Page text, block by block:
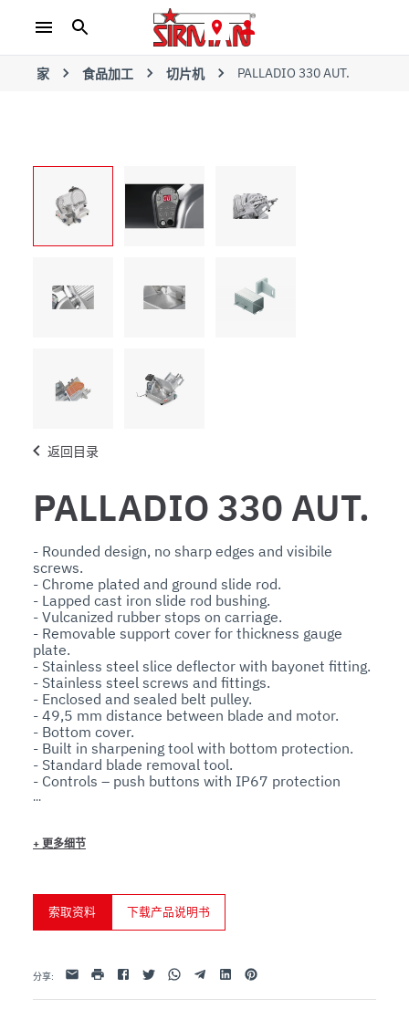
家 食品加工 切片机 PALLADIO 330 AUT.
返回目录
PALLADIO 330 AUT.
- Rounded design, no sharp edges and visibile
screws.
- Chrome plated and ground slide rod.
- Lapped cast iron slide rod bushing.
- Vulcanized rubber stops on carriage.
- Removable support cover for thickness gauge
plate.
- Stainless steel slice deflector with bayonet fitting.
- Stainless steel screws and fittings.
- Enclosed and sealed belt pulley.
- 49,5 mm distance between blade and motor.
- Bottom cover.
- Built in sharpening tool with bottom protection.
- Standard blade removal tool.
- Controls – push buttons with IP67 protection
rating.
- Slice counter.
product locking bracket that can be positioned
according to the size of the product to help contain
it and feed it toward the blade.
- Carriage release system for manual slicing.
+ 更多细节
索取资料 下载产品说明书
分享: 电子邮件
打印 FacebookTwitterWhatsappTelegramLinkedinPinterest